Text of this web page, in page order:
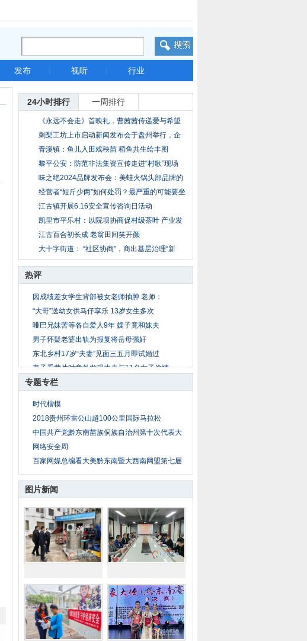
发布 | 视听 | 行业
24小时排行 一周排行
《永远不会走》首映礼，曹茜茜传递爱与希望
刺梨工坊上市启动新闻发布会于盘州举行，企
业计
青溪镇：鱼儿入田戏秧苗 稻鱼共生绘丰图
黎平公安：防范非法集资宣传走进“村歌”现场
味之绝2024品牌发布会：美蛙火锅头部品牌的
破局
经营者“短斤少两”如何处罚？最严重的可能要坐
江古镇开展6.16安全宣传咨询日活动
凯里市平乐村：以院坝协商促村级茶叶 产业发
展
江古百合初长成 老翁田间笑开颜
大十字街道： “社区协商”，商出基层治理“新
热评
因成绩差女学生背部被女老师抽肿 老师：
“大哥”送幼女供马仔享乐 13岁女生多次
哑巴兄妹苦等各自爱人9年 嫂子竟和妹夫
男子怀疑老婆出轨为报复将岳母强奸
东北乡村17岁“夫妻”见面三五月即试婚过
妻子看黄片时意外发现丈夫与11名女子偷情
8岁女童放暑假到外地找父母 被爷爷两次
专题专栏
时代楷模
2018贵州环雷公山超100公里国际马拉松
中国共产党黔东南苗族侗族自治州第十次代表大
网络安全周
百家网媒总编看大美黔东南暨大西南网盟第七届
图片新闻